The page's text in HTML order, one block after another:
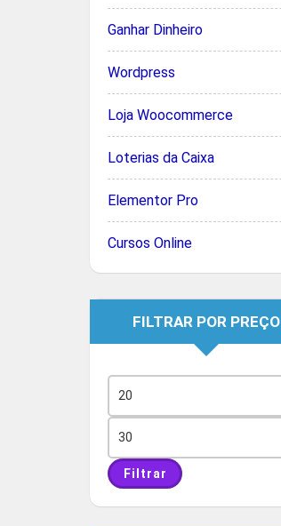
Ganhar Dinheiro
Wordpress
Loja Woocommerce
Loterias da Caixa
Elementor Pro
Cursos Online
FILTRAR POR PREÇO
mínimo
máximo
Filtrar